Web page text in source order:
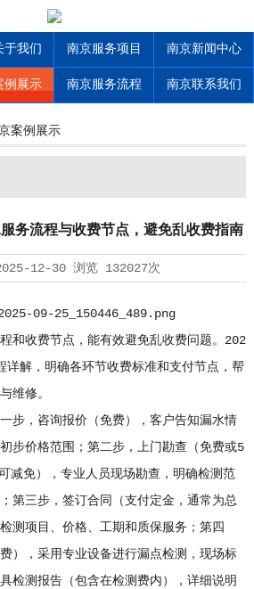
于我们 南京服务项目 南京新闻中心
例展示 南京服务流程 南京联系我们
案例展示
务流程与收费节点，避免乱收费指南
12-30浏览 132027次
和收费节点，能有效避免乱收费问题。202
详解，明确各环节收费标准和支付节点，帮
维修。
步，咨询报价（免费），客户告知漏水情
步价格范围；第二步，上门勘查（免费或5
减免），专业人员现场勘查，明确检测范
第三步，签订合同（支付定金，通常为总
测项目、价格、工期和质保服务；第四
），采用专业设备进行漏点检测，现场标
检测报告（包含在检测费内），详细说明